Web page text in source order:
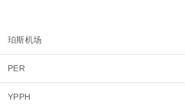
珀斯机场
PER
YPPH